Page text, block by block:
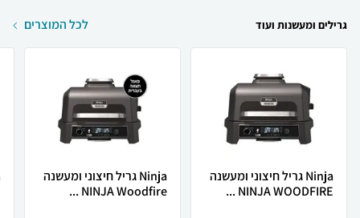
גרילים ומעשנות ועוד לכל המוצרים
Ninja גריל חיצוני ומעשנה
NINJA WOODFIRE ...
Ninja גריל חיצוני ומעשנה
NINJA Woodfire ...